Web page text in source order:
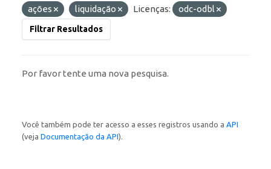
ações
liquidação Licenças: odc-odbl
Filtrar Resultados
Por favor tente uma nova pesquisa.
Você também pode ter acesso a esses registros usando a API
(veja Documentação da API).